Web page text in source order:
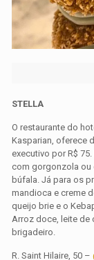
STELLA
O restaurante do
Kasparian, oferece
executivo por R$
com gorgonzola ou
búfala. Já para os
mandioca e creme
queijo brie e o
Arroz doce, leite de
brigadeiro.
R. Saint Hilaire, 50 –